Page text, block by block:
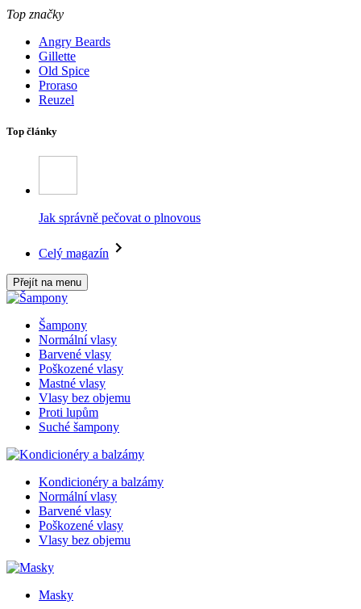
Top značky
Angry Beards
Gillette
Old Spice
Proraso
Reuzel
Top články
Jak správně pečovat o plnovous
Celý magazín
Přejít na menu
Šampony
Normální vlasy
Barvené vlasy
Poškozené vlasy
Mastné vlasy
Vlasy bez objemu
Proti lupům
Suché šampony
Kondicionéry a balzámy
Normální vlasy
Barvené vlasy
Poškozené vlasy
Vlasy bez objemu
Masky